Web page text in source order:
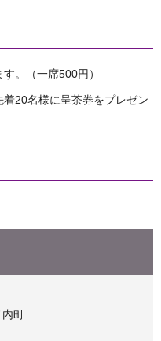
。（一席500円）
20名様に呈茶券をプレゼン
内町